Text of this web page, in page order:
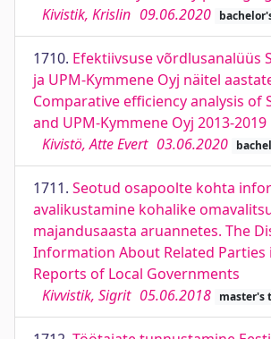
Kivistik, Krislin 09.06.2020
1710. Efektiivsuse võrdlusanalüüs
ja UPM-Kymmene Oyj näitel
Comparative efficiency analysis of
and UPM-Kymmene Oyj 2013-2019
Kivistö, Atte Evert 03.06.2020
1711. Seotud osapoolte kohta
avalikustamine kohalike
majandusaasta aruannetes. The
Information About Related Parties
Reports of Local Governments
Kivvistik, Sigrit 05.06.2018 master's